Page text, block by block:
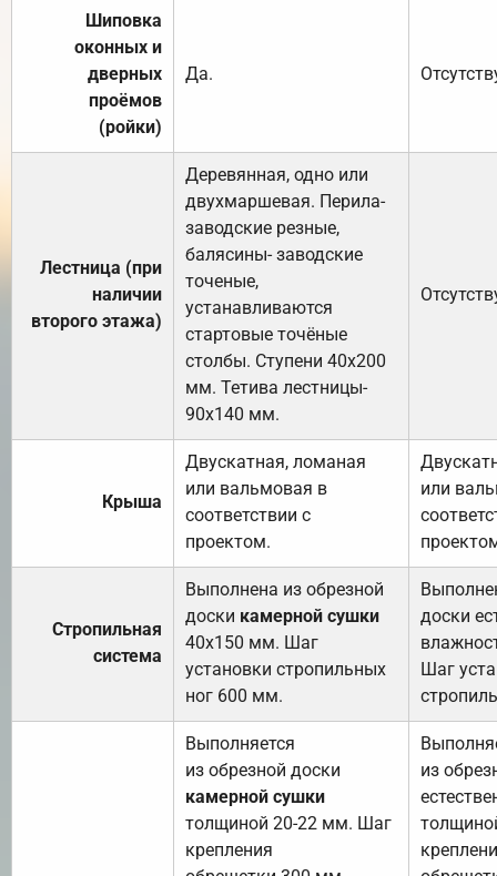
Шиповка
оконных и
дверных
проёмов
(ройки)
Да.
Лестница (при
наличии
второго этажа)
Деревянная, одно или
двухмаршевая. Перила-
заводские резные,
балясины- заводские
точеные,
устанавливаются
стартовые точёные
столбы. Ступени 40х200
мм. Тетива лестницы-
90х140 мм.
Крыша
Двускатная, ломаная
или вальмовая в
соответствии с
проектом.
или
Стропильная
система
Выполнена из обрезной
доски камерной сушки
40х150 мм. Шаг
установки стропильных
ног 600 мм.
доски
Шаг
Выполняется
из обрезной доски
камерной сушки
толщиной 20-22 мм. Шаг
крепления
из